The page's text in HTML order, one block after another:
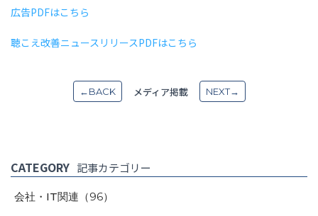
広告PDFはこちら
聴こえ改善ニュースリリースPDFはこちら
←BACK メディア掲載 NEXT→
CATEGORY 記事カテゴリー
会社・IT関連 （96）